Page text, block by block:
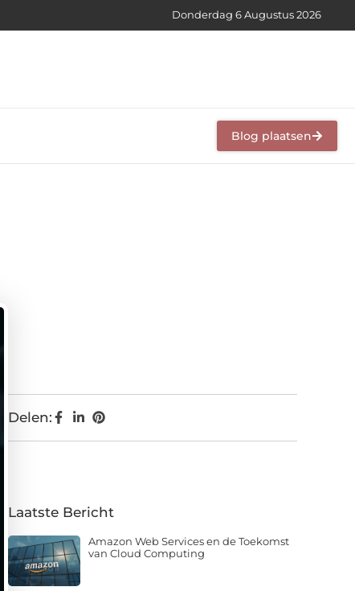
Donderdag 6 Augustus 2026
Blog plaatsen
Delen:
Laatste Bericht
Amazon Web Services en de Toekomst
van Cloud Computing